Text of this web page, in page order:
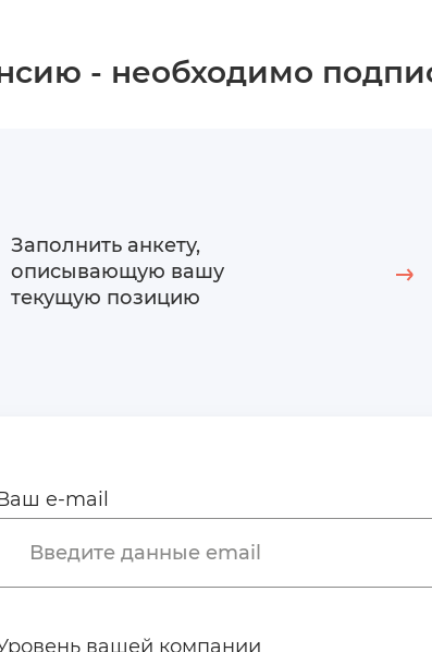
- необходимо
Заполнить анкету,
описывающую вашу
текущую позицию
e-mail
Введите данные email
вашей компании